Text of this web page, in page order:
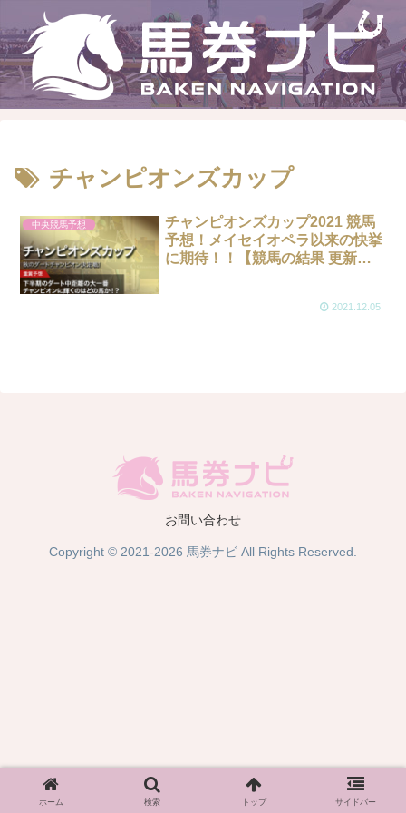
チャンピオンズカップ
中央競馬予想
チャンピオンズカップ2021 競馬
予想！メイセイオペラ以来の快挙
に期待！！【競馬の結果 更新
2021.12.05
お問い合わせ
Copyright © 2021-2026 馬券ナビ All Rights Reserved.
ホーム 検索 トップ サイドバー